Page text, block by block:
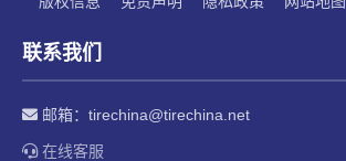
联系我们
邮箱： tirechina@tirechina.net
在线客服